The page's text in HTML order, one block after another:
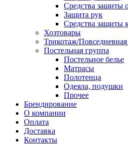
Средства защиты
Защита рук
Средства защиты
Хозтовары
Трикотаж/
Постельная группа
Постельное белье
Матрасы
Полотенца
Одеяла, подушки
Прочее
Брендирование
О компании
Оплата
Доставка
Контакты